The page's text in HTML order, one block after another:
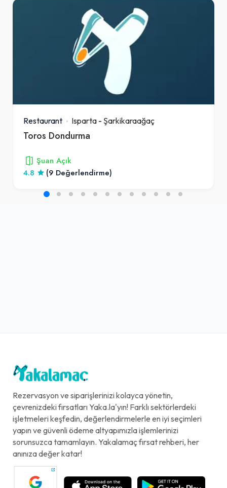
Restaurant Isparta - Şarkikaraağaç
Toros Dondurma
Şuan Açık
4.8
(9 Değerlendirme)
Rezervasyon ve siparişlerinizi kolayca yönetin,
çevrenizdeki fırsatları Yaka.la'yın! Farklı sektörlerdeki
işletmeleri keşfedin, değerlendirmelerle en iyi seçimleri
yapın ve güvenli ödeme altyapımızla işlemlerinizi
sorunsuzca tamamlayın. Yakalamaç fırsat rehberi, her
anınıza değer katar!